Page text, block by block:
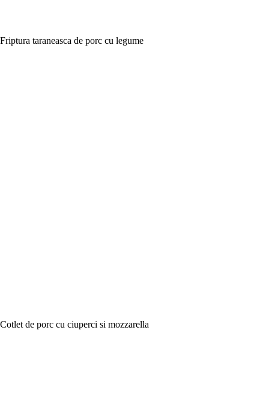
Friptura taraneasca de porc cu legume
Cotlet de porc cu ciuperci si mozzarella